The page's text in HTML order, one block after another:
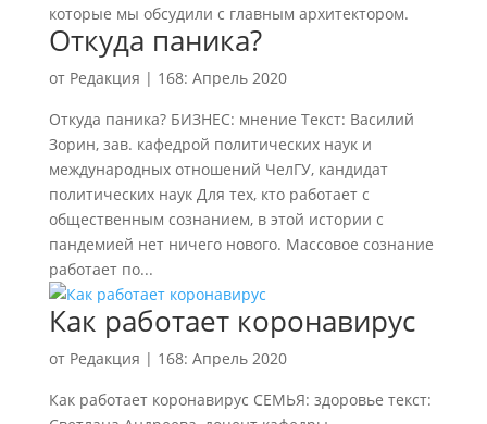
которые мы обсудили с главным архитектором.
Откуда паника?
от Редакция | 168: Апрель 2020
Откуда паника? БИЗНЕС: мнение Текст: Василий
Зорин, зав. кафедрой политических наук и
международных отношений ЧелГУ, кандидат
политических наук Для тех, кто работает с
общественным сознанием, в этой истории с
пандемией нет ничего нового. Массовое сознание
работает по...
Как работает коронавирус
от Редакция | 168: Апрель 2020
Как работает коронавирус СЕМЬЯ: здоровье текст: